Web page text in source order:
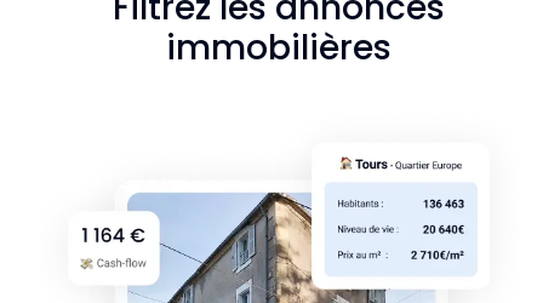
immobilières